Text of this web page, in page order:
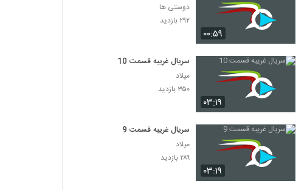
۰۰:۵۹
دوستی ها
۲۹۲ بازدید
۰۳:۱۹
سریال غریبه قسمت 10
میلاد
۳۵۰ بازدید
۰۳:۱۹
سریال غریبه قسمت 9
میلاد
۲۸۹ بازدید